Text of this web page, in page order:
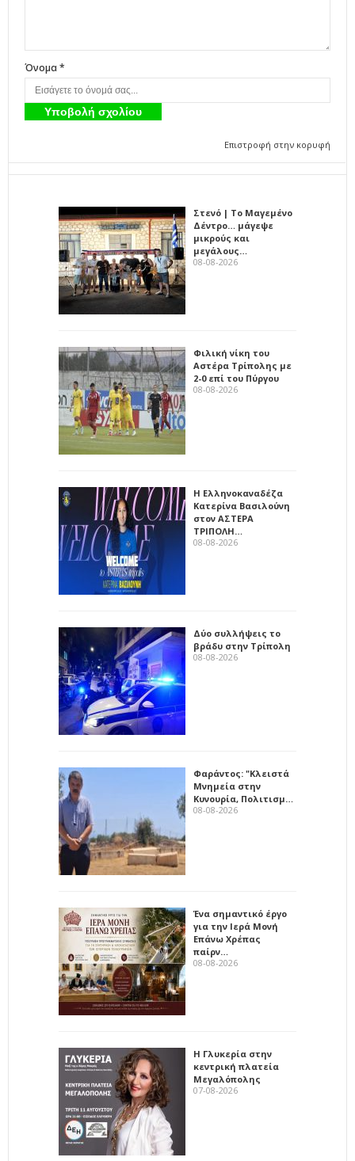
Όνομα *
Επιστροφή στην κορυφή
Στενό | Το Μαγεμένο
Δέντρο… μάγεψε
μικρούς και
μεγάλους…
08-08-2026
Φιλική νίκη του
Αστέρα Τρίπολης με
2-0 επί του Πύργου
08-08-2026
Η Ελληνοκαναδέζα
Κατερίνα Βασιλούνη
στον ΑΣΤΕΡΑ
ΤΡΙΠΟΛΗ…
08-08-2026
Δύο συλλήψεις το
βράδυ στην Τρίπολη
08-08-2026
Φαράντος: "Κλειστά
Μνημεία στην
Κυνουρία, Πολιτισμ…
08-08-2026
Ένα σημαντικό έργο
για την Ιερά Μονή
Επάνω Χρέπας
παίρν…
08-08-2026
Η Γλυκερία στην
κεντρική πλατεία
Μεγαλόπολης
07-08-2026